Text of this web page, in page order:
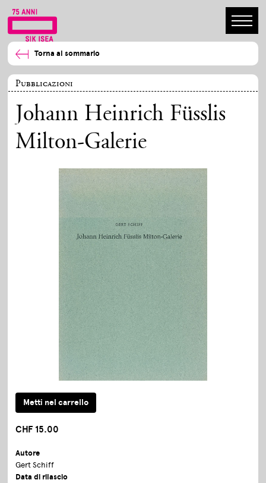
Torna al sommario
Pubblicazioni
Johann Heinrich Füsslis
Milton-Galerie
CHF 15.00
Autore
Gert Schiff
Data di rilascio